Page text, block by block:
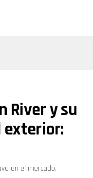
River y su
en el mercado.